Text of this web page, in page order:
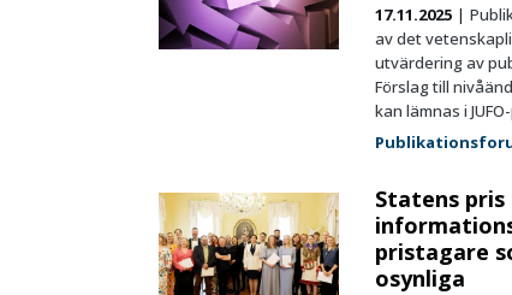
17.11.2025
av det
utvärdering av
Förslag till
kan lämnas i
Statens
pristagare
osynliga